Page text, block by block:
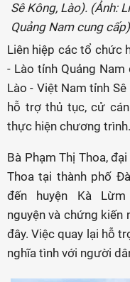
Sê Kông, Lào). (Ảnh:
Quảng Nam cung cấp)
Liên hiệp các tổ chức
- Lào tỉnh Quảng
Lào - Việt Nam tỉnh
hỗ trợ thủ tục, cử
thực hiện chương trình.
Bà Phạm Thị Thoa,
Thoa tại thành phố
đến huyện Kà
nguyện và chứng kiến
đây. Việc quay lại hỗ
nghĩa tình với người